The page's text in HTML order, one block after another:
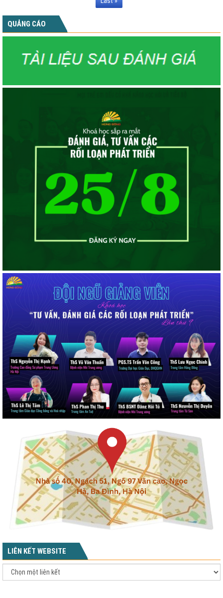
QUẢNG CÁO
LIÊN KẾT WEBSITE